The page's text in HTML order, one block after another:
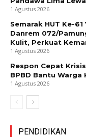
1 Agustus 2026
Semarak HUT Ke-
Danrem 072/
Kulit, Perkuat
1 Agustus 2026
Respon Cepat
BPBD Bantu Warga
1 Agustus 2026
PENDIDIKAN